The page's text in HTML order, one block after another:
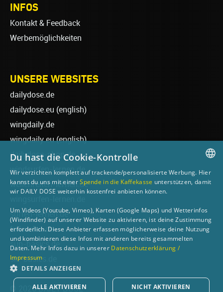
INFOS
Kontakt & Feedback
Werbemöglichkeiten
UNSERE WEBSITES
dailydose.de
dailydose.eu (english)
wingdaily.de
wingdaily.eu(english)
dailydose-shop.de
windsurfen-lernen.de
wellenreiten-lernen.de
surfen-lernen.de
foilsurfen.de
sup-basics.de
ski-basics.de
© 2026 DAILY DOSE
GERMAN
Du hast die Cookie-Kontrolle
Wir verzichten komplett auf trackende/personalisierte Werbung. Hier
kannst du uns mit einerSpende in die Kaffekasse unterstützen, damit
wir DAILY DOSE weiterhin kostenfrei anbieten können.
Um Videos (Youtube, Vimeo), Karten (Google Maps) und Wetterinfos
(Windfinder) auf unserer Website zu aktivieren, ist deine Zustimmung
erforderlich. Diese Anbieter erfassen möglicherweise deine Nutzung
und kombinieren diese Infos mit anderen bereits gesammelten
Daten. Mehr Infos dazu in unserer Datenschutzerklärung /
Impressum
DETAILS ANZEIGEN
ALLE AKTIVIEREN NICHT AKTIVIEREN